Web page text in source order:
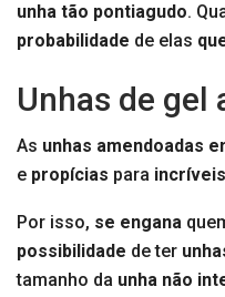
unha tão pontiagudo.
probabilidade de elas
Unhas de gel
As unhas amendoadas
e propícias para incríveis
Por isso, se engana
possibilidade de ter
tamanho da unha não